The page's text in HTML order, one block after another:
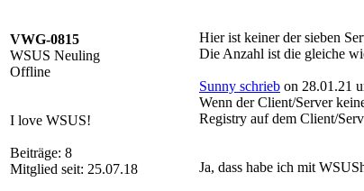
VWG-0815
WSUS Neuling
Offline
I love WSUS!
Beiträge: 8
Mitglied seit: 25.07.18
Hier ist keiner der sieben
Die Anzahl ist die gleiche
Sunny schrieb on 28.01.21
Wenn der Client/Server
Registry auf dem Client/
Ja, dass habe ich mit